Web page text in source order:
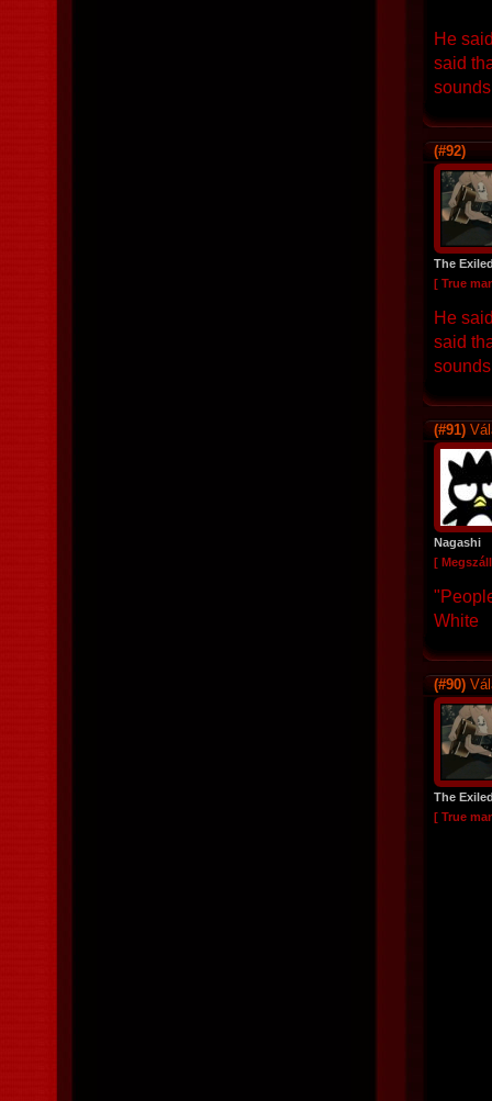
He
said
(#92)
The
[ True
He
said
(#91)
Nagashi
[
White
(#90)
The
[ True